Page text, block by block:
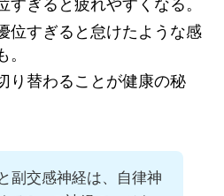
すぎると疲れやすくなる。
位すぎると怠けたような感
り替わることが健康の秘
副交感神経は、自律神